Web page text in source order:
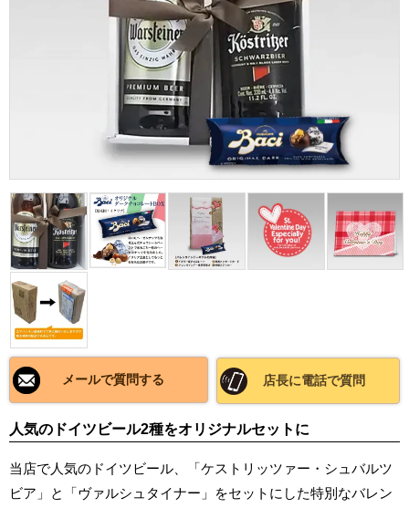
メールで質問する 店長に電話で質問
人気のドイツビール2種をオリジナルセットに
当店で人気のドイツビール、「ケストリッツァー・シュバルツ
ビア」と「ヴァルシュタイナー」をセットにした特別なバレン